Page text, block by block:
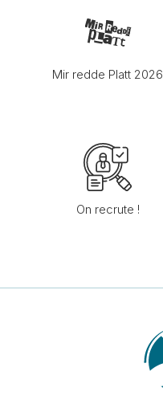
Mir redde Platt 2026
On recrute !